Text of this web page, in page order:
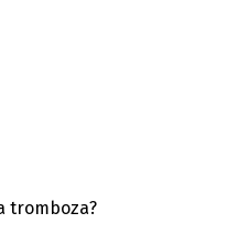
tromboza?